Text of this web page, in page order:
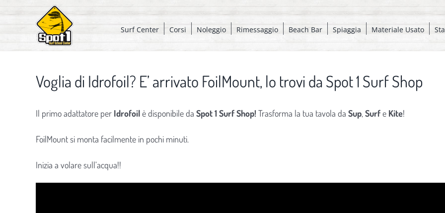
contenuto
Surf Center Corsi Noleggio Rimessaggio Beach Bar Spiaggia Materiale Usato
Voglia di Idrofoil? E’ arrivato FoilMount, lo trovi da Spot 1 Surf Shop
Il primo adattatore per Idrofoilè disponibile da Spot 1 SurfShop! Trasforma la tua tavola da Sup, Surfe Kite!
FoilMount si monta facilmente in pochi minuti.
Inizia a volare sull’acqua!!